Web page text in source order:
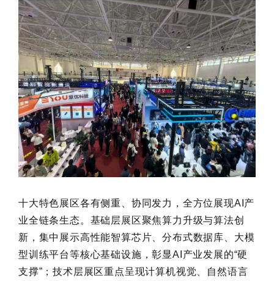
十大特色展区各有侧重、协同发力，全方位展现AI产
业全链条生态。基础层展区聚焦算力升级与算法创
新，集中展示高性能智算芯片、分布式数据库、大模
型训练平台等核心基础设施，彰显AI产业发展的“硬
支撑”；技术层展区重点呈现计算机视觉、自然语言